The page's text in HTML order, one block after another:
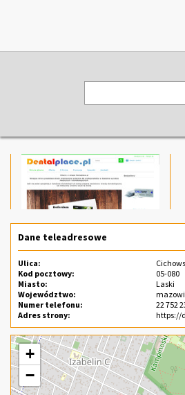
Dane teleadresowe
Ulica:
Kod pocztowy:
05-080
Miasto:
Laski
Województwo:
Numer telefonu:
22 752
Adres strony:
https://
+
−